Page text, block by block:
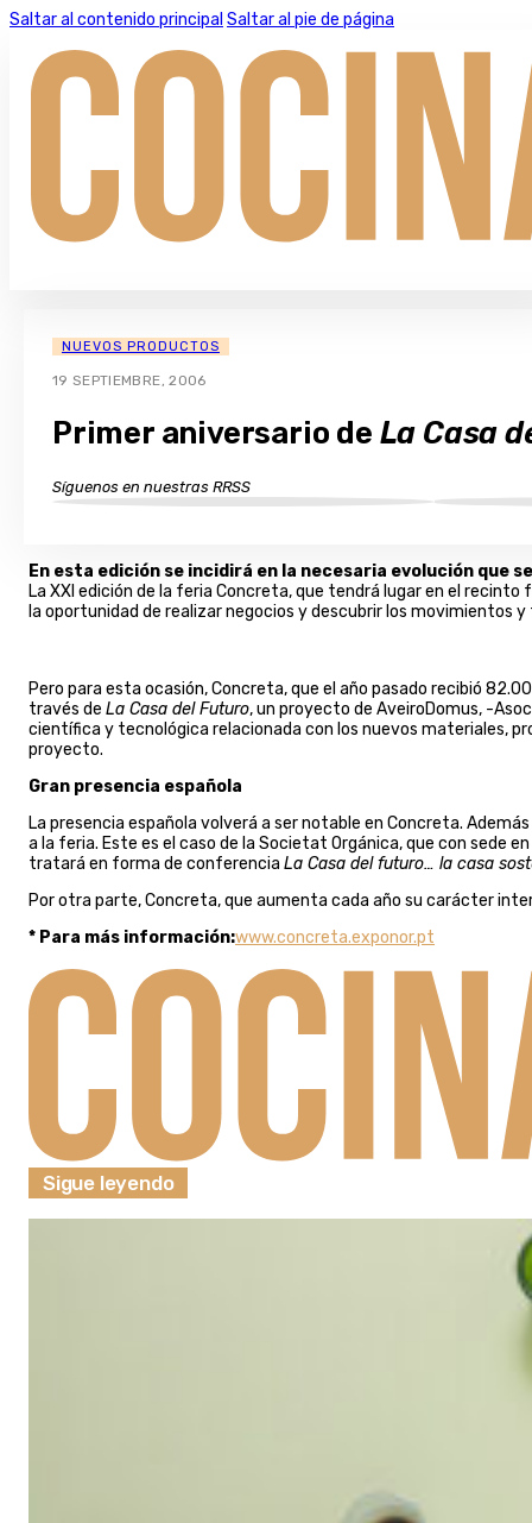
Saltar al contenido principal Saltar al pie de página
NUEVOS PRODUCTOS
19 SEPTIEMBRE, 2006
Primer aniversario de La Casa
Síguenos en nuestras RRSS
En esta edición se incidirá en la necesaria evolución que
La XXI edición de la feria Concreta, que tendrá lugar en el
la oportunidad de realizar negocios y descubrir los movimientos
Pero para esta ocasión, Concreta, que el año pasado recibió
través de La Casa del Futuro, un proyecto de AveiroDomus, -
científica y tecnológica relacionada con los nuevos materiales,
proyecto.
Gran presencia española
La presencia española volverá a ser notable en Concreta.
a la feria. Este es el caso de la Societat Orgánica, que con sede
tratará en forma de conferencia La Casa del futuro… la casa
Por otra parte, Concreta, que aumenta cada año su carácter
* Para más información:www.concreta.exponor.pt
Sigue leyendo